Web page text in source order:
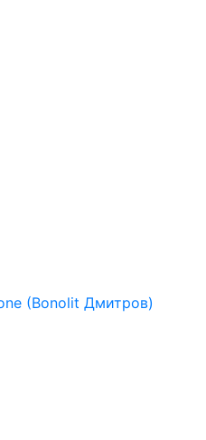
(Bonolit Дмитров)